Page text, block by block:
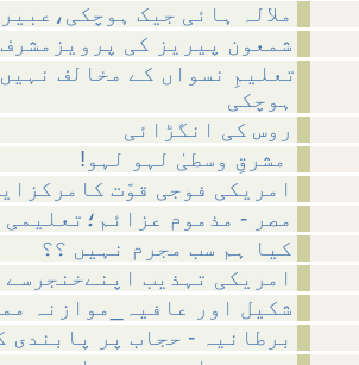
ملالہ ہائی جیک
شمعون پیریز کی
تعلیمِ نسواں کے مخالف
ہوچکی
روس کی انگڑائی
امریکی فوجی قوّت
مصر - مذموم
کیا ہم سب مجرم نہیں ؟؟
امریکی تہذیب اپنےخنجرسے
شکیل اور عافیہ_موازنہ
برطانیہ - حجاب پر پابندی